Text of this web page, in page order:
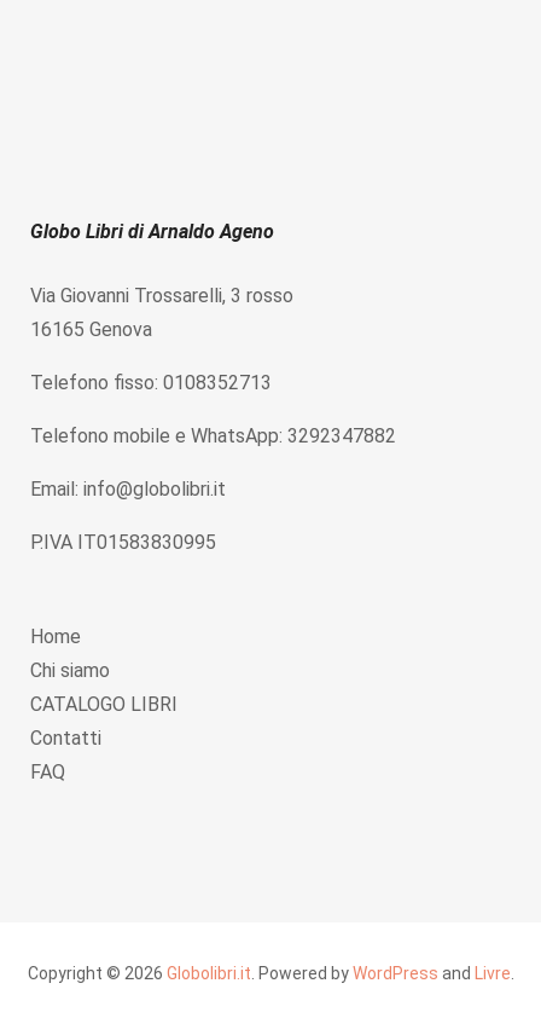
Globo Libri di Arnaldo Ageno
Via Giovanni Trossarelli, 3 rosso
16165 Genova
Telefono fisso: 0108352713
Telefono mobile e WhatsApp: 3292347882
Email: info@globolibri.it
P.IVA IT01583830995
Home
Chi siamo
CATALOGO LIBRI
Contatti
FAQ
Copyright © 2026 Globolibri.it . Powered byWordPress and Livre